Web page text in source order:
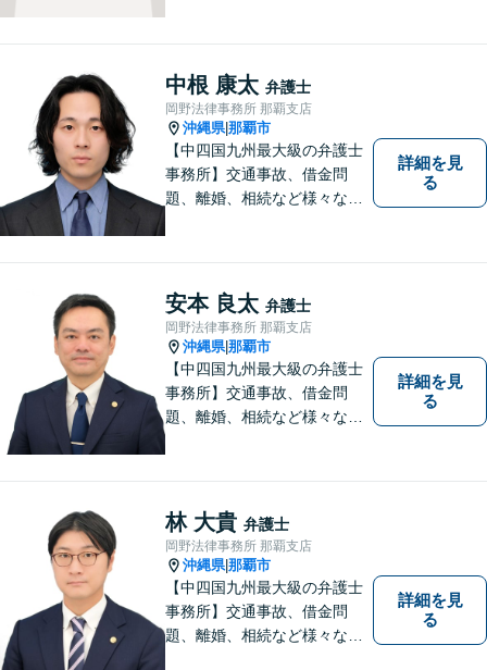
婚、借金、相続、交通事故
等、生活上のトラブルがござ
いましたら、お気軽にご相談
下さい。
中根 康太 弁護士
岡野法律事務所 那覇支店
沖縄県|那覇市
【中四国九州最大級の弁護士
事務所】交通事故、借金問
題、離婚、相続など様々な問
まずはお気軽にご相談くださ
い！
詳細を見
る
安本 良太 弁護士
岡野法律事務所 那覇支店
沖縄県|那覇市
【中四国九州最大級の弁護士
事務所】交通事故、借金問
題、離婚、相続など様々な問
まずはお気軽にご相談くださ
い！
詳細を見
る
林 大貴 弁護士
岡野法律事務所 那覇支店
沖縄県|那覇市
【中四国九州最大級の弁護士
事務所】交通事故、借金問
題、離婚、相続など様々な問
詳細を見
る